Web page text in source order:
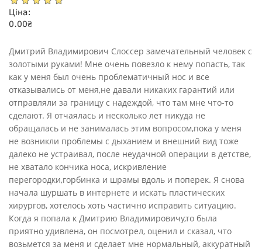
Ціна:
0.00₴
Дмитрий Владимирович Слоссер замечательный человек с
золотыми руками! Мне очень повезло к нему попасть, так
как у меня был очень проблематичный нос и все
отказывались от меня,не давали никаких гарантий или
отправляли за границу с надеждой, что там мне что-то
сделают. Я отчаялась и несколько лет никуда не
обращалась и не занималась этим вопросом,пока у меня
не возникли проблемы с дыханием и внешний вид тоже
далеко не устраивал, после неудачной операции в детстве,
не хватало кончика носа, искривление
перегородки,горбинка и шрамы вдоль и поперек. Я снова
начала шуршать в интернете и искать пластических
хирургов, хотелось хоть частично исправить ситуацию.
Когда я попала к Дмитрию Владимировичу,то была
приятно удивлена, он посмотрел, оценил и сказал, что
возьмется за меня и сделает мне нормальный, аккуратный